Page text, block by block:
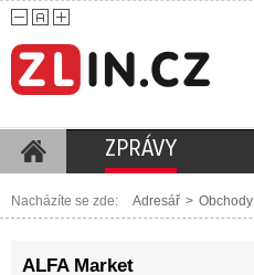
ZPRÁVY
Nacházíte se zde: Adresář > Obchody
ALFA Market